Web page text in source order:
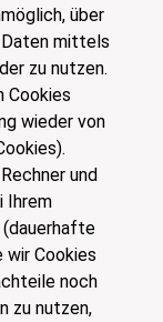
über
mittels
zu nutzen.
Cookies
wieder von
und
Ihrem
(dauerhafte
wir Cookies
noch
zu nutzen,